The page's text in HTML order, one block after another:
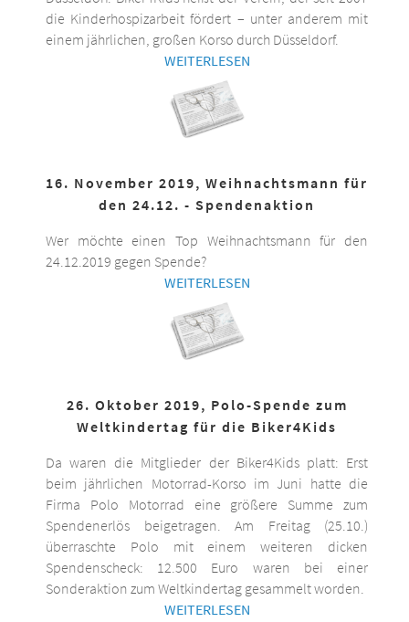
die Kinderhospizarbeit fördert – unter anderem mit
einem jährlichen, großen Korso durch Düsseldorf.
WEITERLESEN
16. November 2019, Weihnachtsmann für
den 24.12. - Spendenaktion
Wer möchte einen Top Weihnachtsmann für den
24.12.2019 gegen Spende?
WEITERLESEN
26. Oktober 2019, Polo-Spende zum
Weltkindertag für die Biker4Kids
Da waren die Mitglieder der Biker4Kids platt: Erst
beim jährlichen Motorrad-Korso im Juni hatte die
Firma Polo Motorrad eine größere Summe zum
Spendenerlös beigetragen. Am Freitag (25.10.)
überraschte Polo mit einem weiteren dicken
Spendenscheck: 12.500 Euro waren bei einer
Sonderaktion zum Weltkindertag gesammelt worden.
WEITERLESEN